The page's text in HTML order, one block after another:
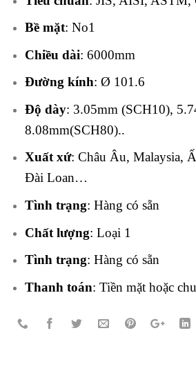
Bề mặt: No1
Chiều dài: 6000mm
Đường kính: Ø 101.6
Độ dày: 3.05mm (SCH10),
8.08mm(SCH80)..
Xuất xứ: Châu Âu, Malaysia,
Đài Loan…
Tình trạng: Hàng có sẵn
Chất lượng: Loại 1
Tình trạng: Hàng có sẵn
Thanh toán: Tiền mặt hoặc